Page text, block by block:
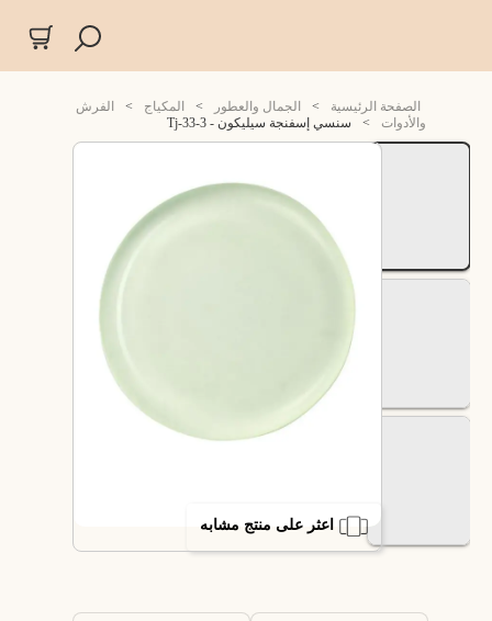
الصفحة الرئيسية > الجمال والعطور > المكياج >
الفرش
والأدوات
> سنسي إسفنجة سيليكون - Tj-33-3
اعثر على منتج مشابه